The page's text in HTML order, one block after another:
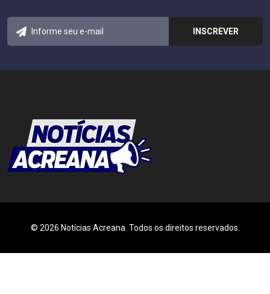
© 2026 Notícias Acreana. Todos os direitos reservados.